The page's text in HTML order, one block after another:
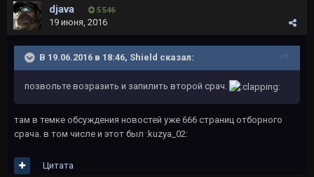
djava 5 546
19 июня, 2016
В 19.06.2016 в 18:46, Shield сказал:
позвольте возразить и запилить второй срач.
там в темке обсуждения новостей уже 666 страниц отборного
срача. в том числе и этот был :kuzya_02:
Цитата